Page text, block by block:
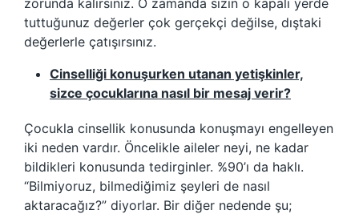
tuttuğunuz değerler çok gerçekçi değilse, dıştaki
değerlerle çatışırsınız.
Cinselliği konuşurken utanan yetişkinler,
sizce çocuklarına nasıl bir mesaj verir?
Çocukla cinsellik konusunda konuşmayı engelleyen
iki neden vardır. Öncelikle aileler neyi, ne kadar
bildikleri konusunda tedirginler. %90’ı da haklı.
“Bilmiyoruz, bilmediğimiz şeyleri de nasıl
aktaracağız?” diyorlar. Bir diğer nedende şu;